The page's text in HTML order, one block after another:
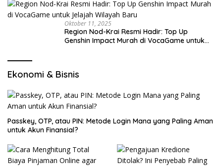
Oktober 11, 2025
Region Nod-Krai Resmi Hadir: Top Up
Genshin Impact Murah di VocaGame untuk
Ekonomi & Bisnis
Passkey, OTP, atau PIN: Metode Login Mana yang Paling Aman
untuk Akun Finansial?